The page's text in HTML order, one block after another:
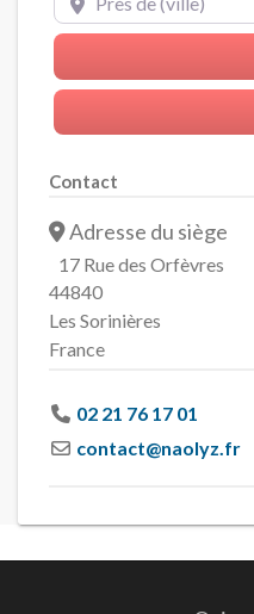
Contact
Adresse du siège
17 Rue des Orfèvres
44840
Les Sorinières
France
02 21 76 17 01
contact@naolyz.fr